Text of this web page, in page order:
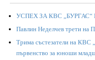
УСПЕХ ЗА КВС
Павлин Неделчев трети на
Трима състезатели на КВС
първенство за юноши